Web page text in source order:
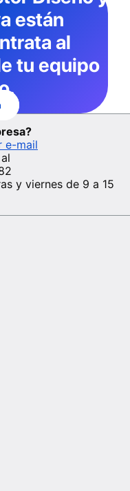
están
al
tu equipo
e-mail
y viernes de 9 a 15